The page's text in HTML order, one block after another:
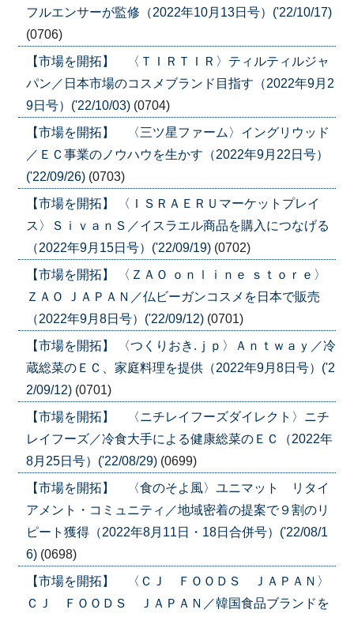
フルエンサーが監修（2022年10月13日号）('22/10/17)
(0706)
【市場を開拓】 〈ＴＩＲＴＩＲ〉ティルティルジャ
パン／日本市場のコスメブランド目指す（2022年9月2
9日号）('22/10/03) (0704)
【市場を開拓】 〈三ツ星ファーム〉イングリウッド
／ＥＣ事業のノウハウを生かす（2022年9月22日号）
('22/09/26) (0703)
【市場を開拓】 〈ＩＳＲＡＥＲＵマーケットプレイ
ス〉ＳｉｖａｎＳ／イスラエル商品を購入につなげる
（2022年9月15日号）('22/09/19) (0702)
【市場を開拓】 〈ＺＡＯ ｏｎｌｉｎｅ ｓｔｏｒｅ〉
ＺＡＯ ＪＡＰＡＮ／仏ビーガンコスメを日本で販売
（2022年9月8日号）('22/09/12) (0701)
【市場を開拓】 〈つくりおき.ｊｐ〉Ａｎｔｗａｙ／冷
蔵総菜のＥＣ、家庭料理を提供（2022年9月8日号）('2
2/09/12) (0701)
【市場を開拓】 〈ニチレイフーズダイレクト〉ニチ
レイフーズ／冷食大手による健康総菜のＥＣ（2022年
8月25日号）('22/08/29) (0699)
【市場を開拓】 〈食のそよ風〉ユニマット リタイ
アメント・コミュニティ／地域密着の提案で９割のリ
ピート獲得（2022年8月11日・18日合併号）('22/08/1
6) (0698)
【市場を開拓】 〈ＣＪ ＦＯＯＤＳ ＪＡＰＡＮ〉
ＣＪ ＦＯＯＤＳ ＪＡＰＡＮ／韓国食品ブランドを